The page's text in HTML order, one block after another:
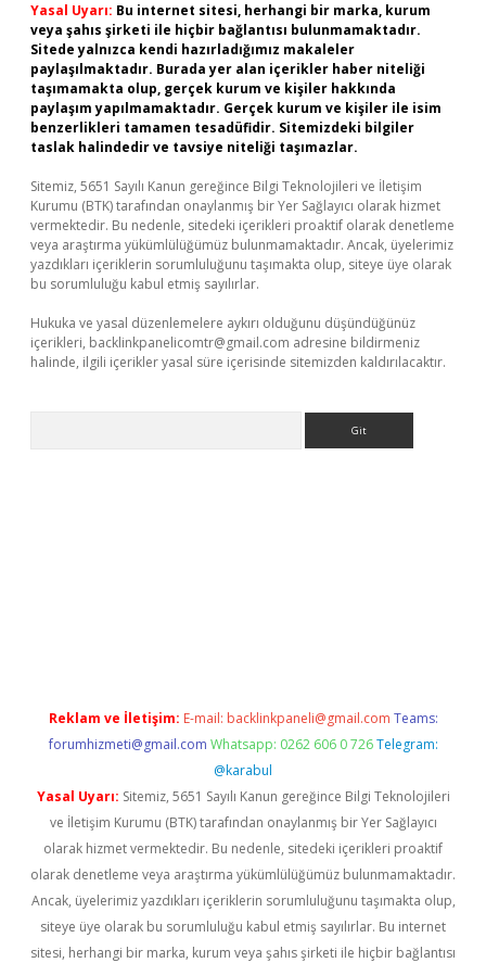
Yasal Uyarı: Bu internet sitesi, herhangi bir marka, kurum
veya şahıs şirketi ile hiçbir bağlantısı bulunmamaktadır.
Sitede yalnızca kendi hazırladığımız makaleler
paylaşılmaktadır. Burada yer alan içerikler haber niteliği
taşımamakta olup, gerçek kurum ve kişiler hakkında
paylaşım yapılmamaktadır. Gerçek kurum ve kişiler ile isim
benzerlikleri tamamen tesadüfidir. Sitemizdeki bilgiler
taslak halindedir ve tavsiye niteliği taşımazlar.
Sitemiz, 5651 Sayılı Kanun gereğince Bilgi Teknolojileri ve İletişim
Kurumu (BTK) tarafından onaylanmış bir Yer Sağlayıcı olarak hizmet
vermektedir. Bu nedenle, sitedeki içerikleri proaktif olarak denetleme
veya araştırma yükümlülüğümüz bulunmamaktadır. Ancak, üyelerimiz
yazdıkları içeriklerin sorumluluğunu taşımakta olup, siteye üye olarak
bu sorumluluğu kabul etmiş sayılırlar.
Hukuka ve yasal düzenlemelere aykırı olduğunu düşündüğünüz
içerikleri, backlinkpanelicomtr@gmail.com adresine bildirmeniz
halinde, ilgili içerikler yasal süre içerisinde sitemizden kaldırılacaktır.
Reklam ve İletişim: E-mail: backlinkpaneli@gmail.com Teams:
forumhizmeti@gmail.com Whatsapp: 0262 606 0 726 Telegram:
@karabul
Yasal Uyarı: Sitemiz, 5651 Sayılı Kanun gereğince Bilgi Teknolojileri
ve İletişim Kurumu (BTK) tarafından onaylanmış bir Yer Sağlayıcı
olarak hizmet vermektedir. Bu nedenle, sitedeki içerikleri proaktif
olarak denetleme veya araştırma yükümlülüğümüz bulunmamaktadır.
Ancak, üyelerimiz yazdıkları içeriklerin sorumluluğunu taşımakta olup,
siteye üye olarak bu sorumluluğu kabul etmiş sayılırlar. Bu internet
sitesi, herhangi bir marka, kurum veya şahıs şirketi ile hiçbir bağlantısı